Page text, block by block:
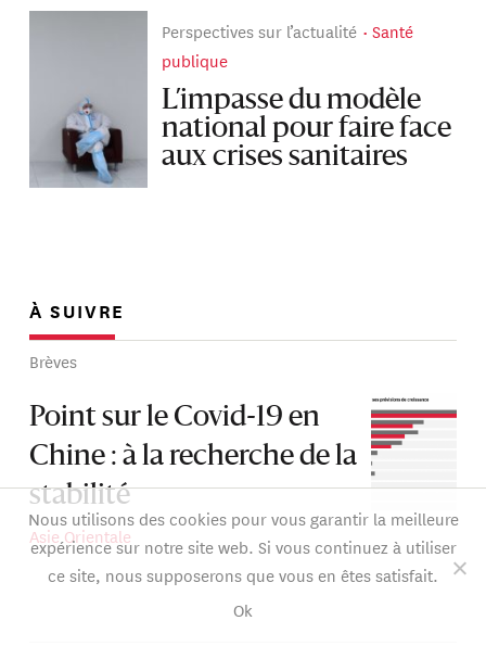
Perspectives sur l’actualité
Santé
publique
L’impasse du modèle
national pour faire face
aux crises sanitaires
À SUIVRE
Brèves
Point sur le Covid-19 en
Chine : à la recherche de la
stabilité
Asie Orientale
Nous utilisons des cookies pour vous garantir la meilleure
expérience sur notre site web. Si vous continuez à utiliser
ce site, nous supposerons que vous en êtes satisfait.
Ok